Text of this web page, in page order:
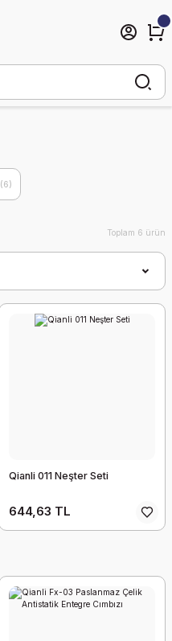
(6)
Toplam 6 ürün
Qianli 011 Neşter Seti
644,63 TL